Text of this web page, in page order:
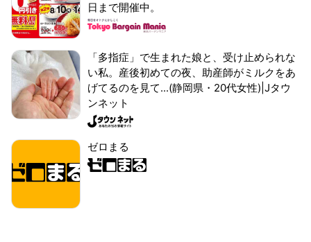
日まで開催中。
「多指症」で生まれた娘と、受け止められな
い私。産後初めての夜、助産師がミルクをあ
げてるのを見て...(静岡県・20代女性)|Jタウ
ンネット
ゼロまる